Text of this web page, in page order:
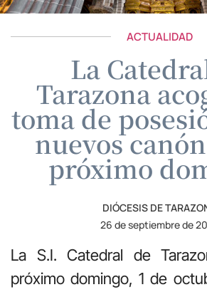
ACTUALIDAD
La
Tarazona
toma de
nuevos
próximo
DIÓCESIS DE
26 de septiembre de
La S.I. Catedral de
próximo domingo, 1 de